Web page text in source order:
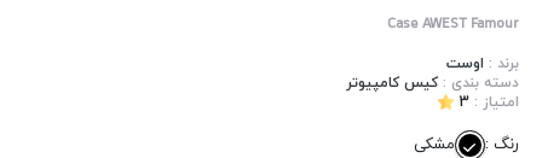
Case AWEST Famour
برند : اوست
دسته بندی :کیس کامپیوتر
امتیاز :3
رنگ : مشکی